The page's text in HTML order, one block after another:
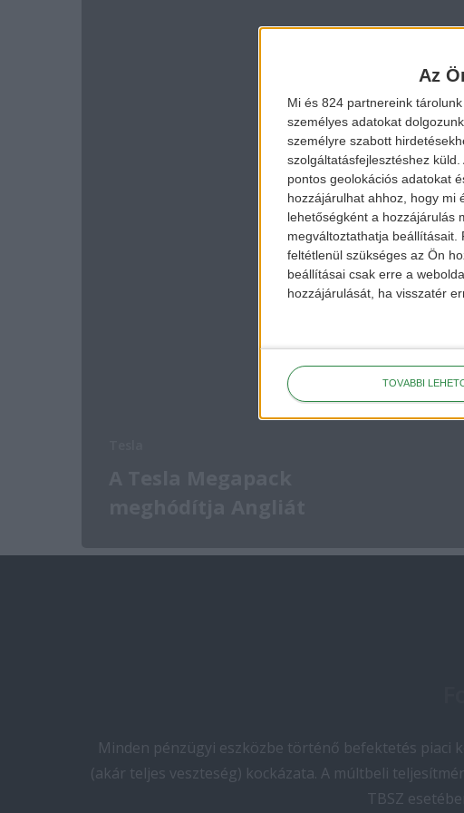
Az
Mi és 824 partnereink
személyes adatokat
személyre szabott
szolgáltatásfejlesztéshez küld.
pontos geolokációs adatokat
hozzájárulhat ahhoz, hogy mi
lehetőségként a hozzájárulás
megváltoztathatja beállításait.
feltétlenül szükséges az Ön
beállításai csak erre a
hozzájárulását, ha visszatér
TOVÁBBI
Minden pénzügyi eszközbe történő befektetés piaci
(akár teljes veszteség) kockázata. A múltbeli
TBSZ